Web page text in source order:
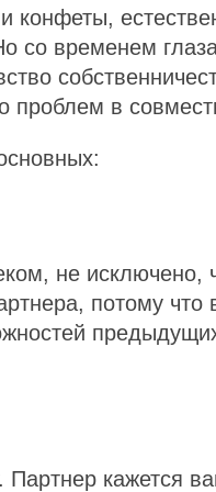
конфеты,
со временем
проблем в
не
потому что
Партнер кажется